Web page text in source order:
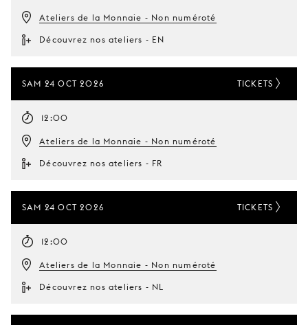
Ateliers de la Monnaie - Non numéroté
Découvrez nos ateliers - EN
SAM 24 OCT 2026
12:00
Ateliers de la Monnaie - Non numéroté
Découvrez nos ateliers - FR
TICKETS
SAM 24 OCT 2026
12:00
Ateliers de la Monnaie - Non numéroté
Découvrez nos ateliers - NL
TICKETS